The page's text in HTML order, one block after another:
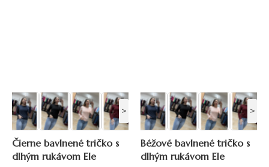
>
Čierne bavlnené tričko s
dlhým rukávom Ele
>
Béžové bavlnené tričko s
dlhým rukávom Ele